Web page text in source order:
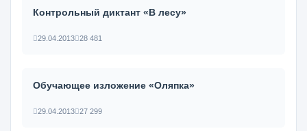
Контрольный диктант «В лесу»
29.04.2013 28 481
Обучающее изложение «Оляпка»
29.04.2013 27 299